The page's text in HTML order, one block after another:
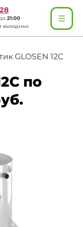
21:00
выходных
GLOSEN 12C
по